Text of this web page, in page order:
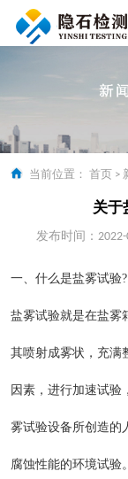
当前位置： 首页 >
关于
发布时间：2022-
一、什么是盐雾试验?
盐雾试验就是在盐雾
其喷射成雾状，充满
因素，进行加速试验
雾试验设备所创造的
腐蚀性能的环境试验。